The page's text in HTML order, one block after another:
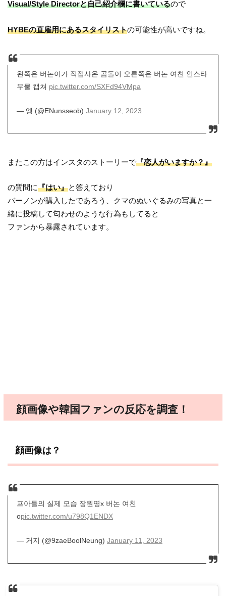
Visual/Style Directorと自己紹介欄に書いているので
HYBEの直雇用にあるスタイリストの可能性が高いですね。
왼쪽은 버논이가 직접사온 곰돌이 오른쪽은 버논 여친 인스타
무물 캡쳐 pic.twitter.com/SXFd94VMpa
— 엥 (@ENunsseob) January 12, 2023
またこの方はインスタのストーリーで『恋人がいますか？』
の質問に『はい』と答えており
バーノンが購入したであろう、クマのぬいぐるみの写真と一
緒に投稿して匂わせのような行為もしてると
ファンから暴露されています。
顔画像や韓国ファンの反応を調査！
顔画像は？
프아들의 실제 모습 장원영x 버논 여친
opic.twitter.com/u798Q1ENDX
— 거지 (@9zaeBoolNeung) January 11, 2023